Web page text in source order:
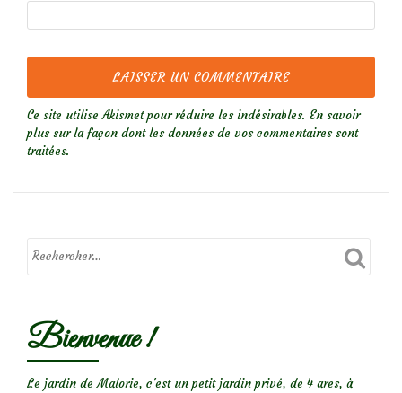
Ce site utilise Akismet pour réduire les indésirables. En savoir
plus sur la façon dont les données de vos commentaires sont
traitées.
Bienvenue !
Le jardin de Malorie, c'est un petit jardin privé, de 4 ares, à